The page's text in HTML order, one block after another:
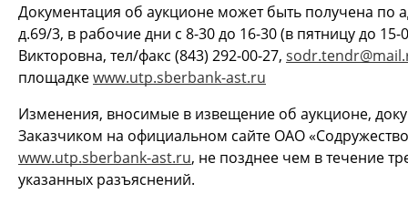
Документация об аукционе может быть получена по
д.69/3, в рабочие дни с 8-30 до 16-30 (в пятницу до
Викторовна, тел/факс (843) 292-00-27,
площадкеwww.utp.sberbank-ast.ru
Изменения, вносимые в извещение об аукционе,
Заказчиком на официальном сайте ОАО
www.utp.sberbank-ast.ru, не позднее чем в течение
указанных разъяснений.